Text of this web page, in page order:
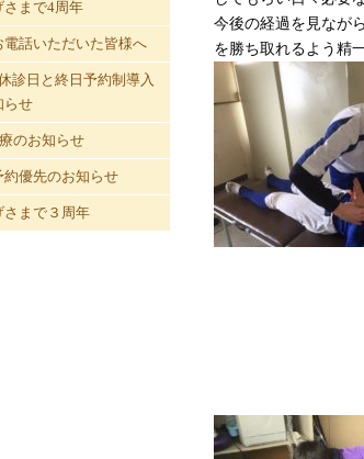
今後の経過を見なが
を勝ち取れるよう精
さまで4周年
電話いただいた皆様へ
診日と終日予約制導入
らせ
のお知らせ
約優先のお知らせ
さまで３周年